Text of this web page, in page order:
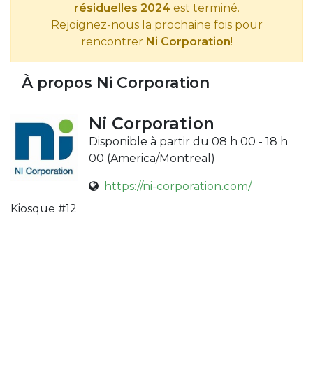
résiduelles 2024 est terminé.
Rejoignez-nous la prochaine fois pour
rencontrer Ni Corporation!
À propos Ni Corporation
Ni Corporation
Disponible à partir du 08 h 00 - 18 h
00 (America/Montreal )
https://ni-corporation.com/
Kiosque #12